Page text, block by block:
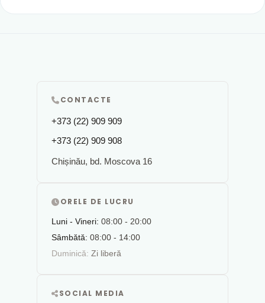
CONTACTE
+373 (22) 909 909
+373 (22) 909 908
Chișinău, bd. Moscova 16
ORELE DE LUCRU
Luni - Vineri: 08:00 - 20:00
Sâmbătă: 08:00 - 14:00
Duminică: Zi liberă
SOCIAL MEDIA